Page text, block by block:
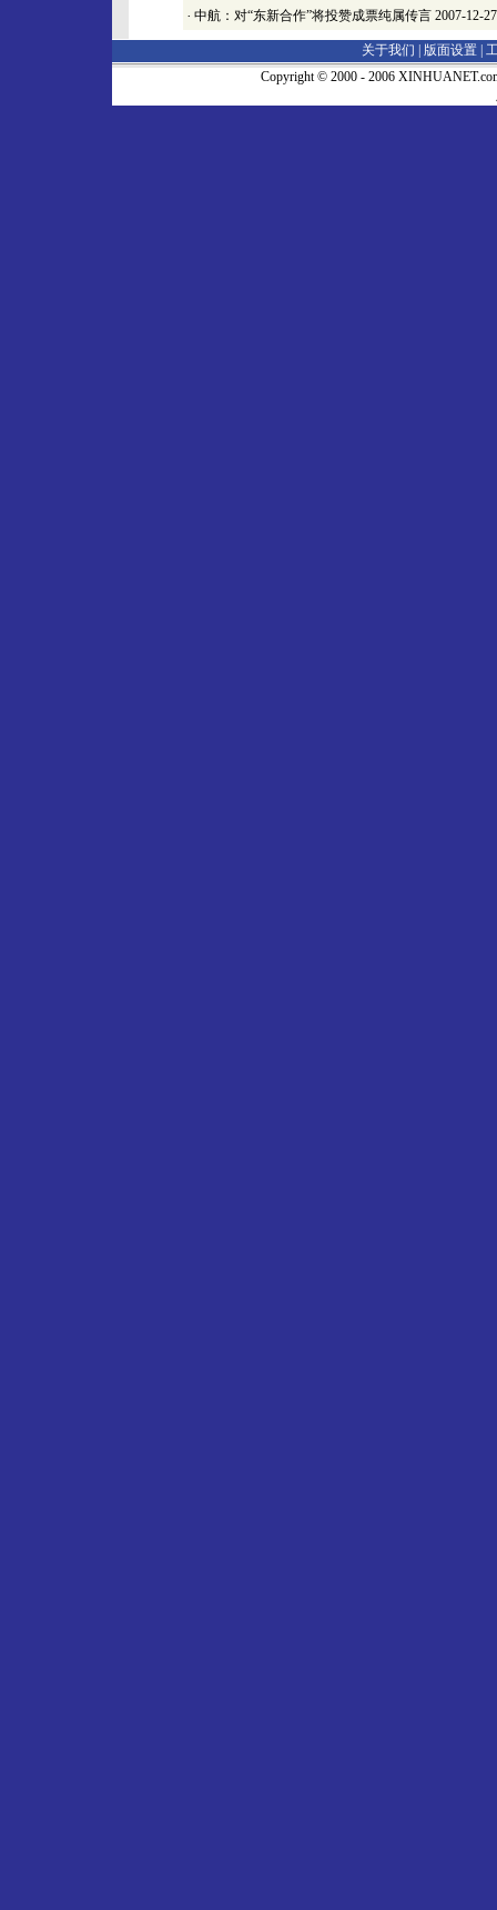
· 中航：对“东新合作”将投赞成票纯属传言 2007-12-27
关于我们 | 版面设置
Copyright © 2000 - 2006